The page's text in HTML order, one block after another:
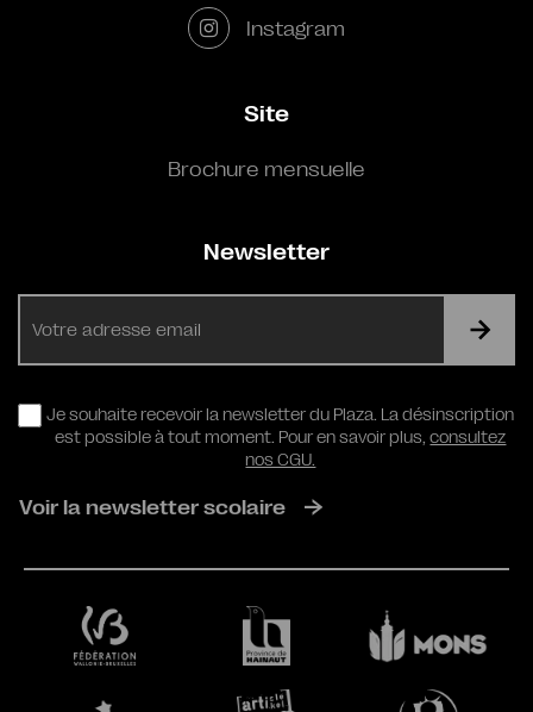
Instagram
Site
Brochure mensuelle
Newsletter
RGPD
Je souhaite recevoir la newsletter du Plaza. La désinscription
est possible à tout moment. Pour en savoir plus,consultez
nos CGU.
Voir la newsletter scolaire